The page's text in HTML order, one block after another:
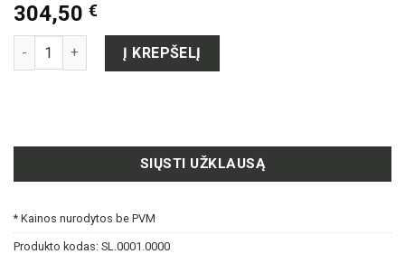
304,50 €
produkto kiekis: SIETO TINKLELIS (BE VOŽTUVO) Ø 450 mm
Į KREPŠELĮ
SIŲSTI UŽKLAUSĄ
* Kainos nurodytos be PVM
Produkto kodas: SL.0001.0000